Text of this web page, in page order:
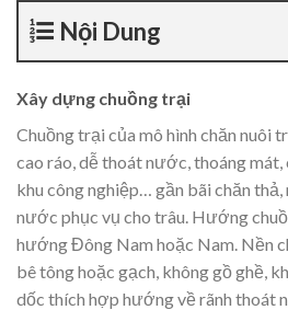
Nội Dung
Xây dựng chuồng trại
Chuồng trại của mô hình chăn nuôi
cao ráo, dễ thoát nước, thoáng mát,
khu công nghiệp… gần bãi chăn thả,
nước phục vụ cho trâu. Hướng
hướng Đông Nam hoặc Nam. Nền
bê tông hoặc gạch, không gồ ghề,
dốc thích hợp hướng về rãnh thoát